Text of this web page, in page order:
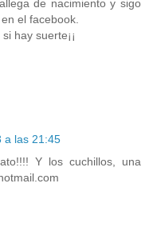
de nacimiento y sigo
el facebook.
hay suerte¡¡
a las 21:45
Y los cuchillos, una